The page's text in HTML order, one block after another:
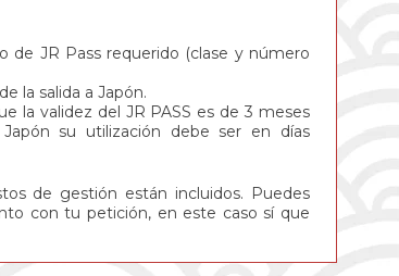
de JR Pass requerido (clase y número
la salida a Japón.
la validez del JR PASS es de 3 meses
su utilización debe ser en días
de gestión están incluidos. Puedes
con tu petición, en este caso sí que